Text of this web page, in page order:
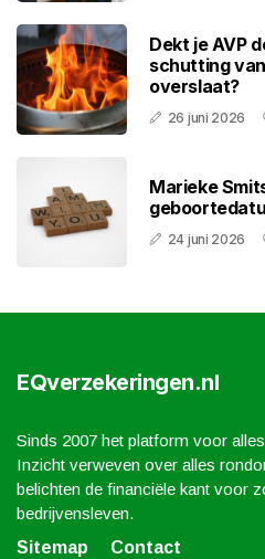
Dekt je AVP
schutting
overslaat?
26 juni 2026
Marieke
24 juni 2026
EQverzekeringen.nl
Sinds 2007 het platform voor
Inzicht verweven over alles
belichten de financiële kant voor
bedrijvensleven.
Sitemap
Contact